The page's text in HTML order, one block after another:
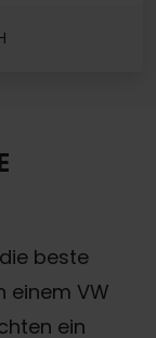
beste
einem VW
ein